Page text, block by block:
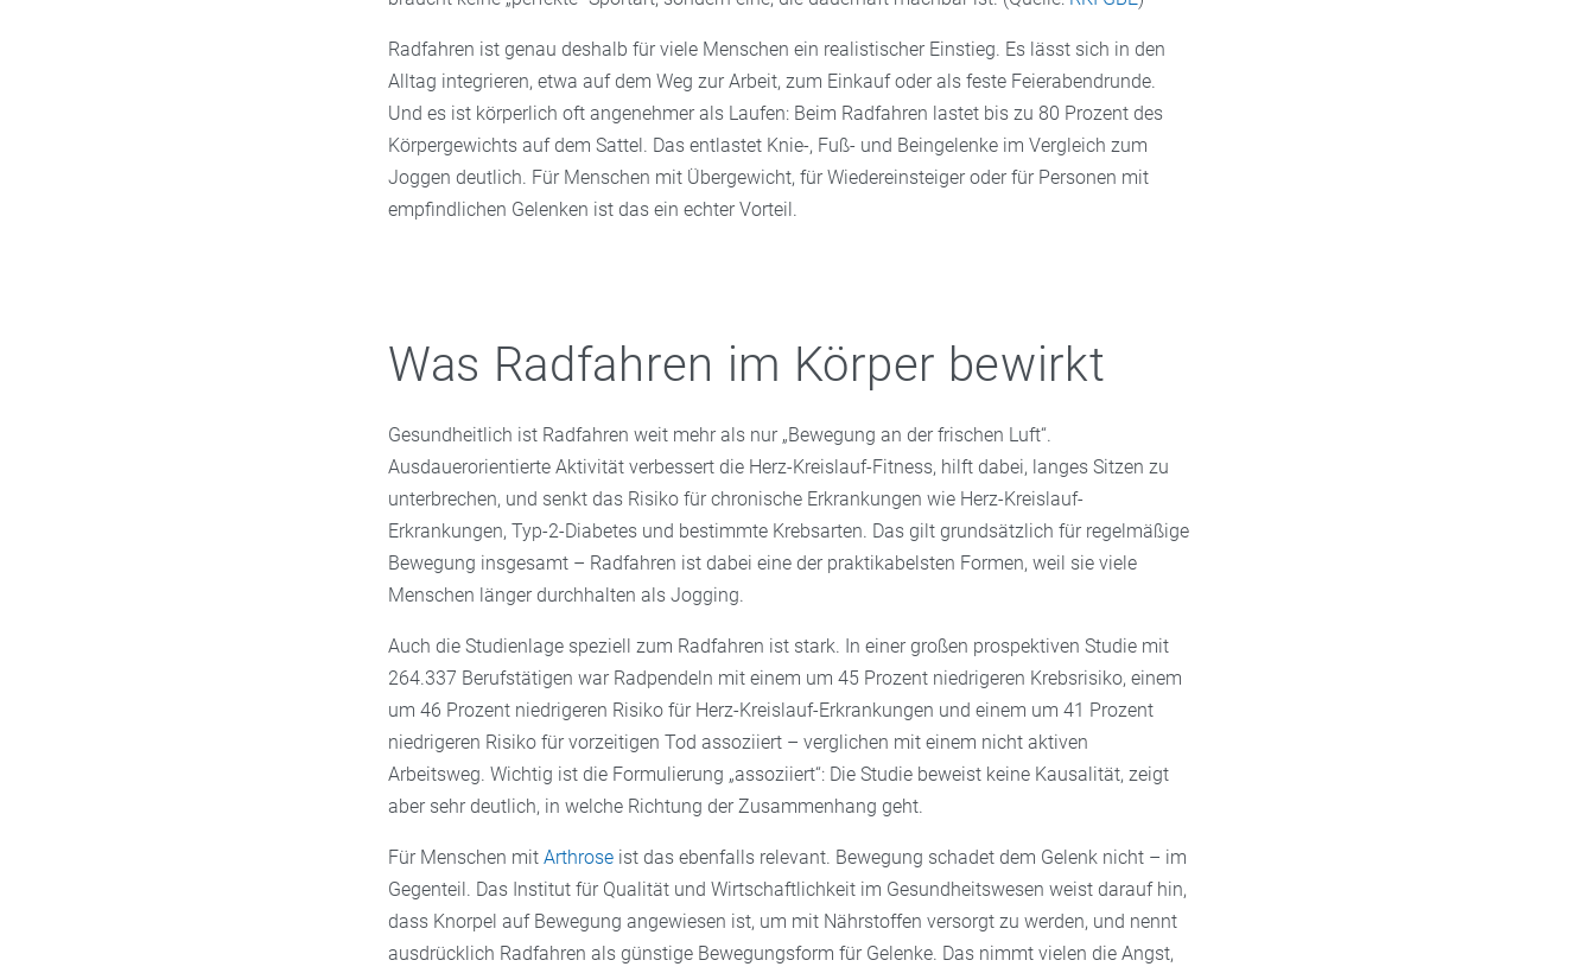
Radfahren ist genau deshalb für viele Menschen ein realistischer Einstieg. Es lässt sich in den
Alltag integrieren, etwa auf dem Weg zur Arbeit, zum Einkauf oder als feste Feierabendrunde.
Und es ist körperlich oft angenehmer als Laufen: Beim Radfahren lastet bis zu 80 Prozent des
Körpergewichts auf dem Sattel. Das entlastet Knie-, Fuß- und Beingelenke im Vergleich zum
Joggen deutlich. Für Menschen mit Übergewicht, für Wiedereinsteiger oder für Personen mit
empfindlichen Gelenken ist das ein echter Vorteil.
Was Radfahren im Körper bewirkt
Gesundheitlich ist Radfahren weit mehr als nur „Bewegung an der frischen Luft“.
Ausdauerorientierte Aktivität verbessert die Herz-Kreislauf-Fitness, hilft dabei, langes Sitzen zu
unterbrechen, und senkt das Risiko für chronische Erkrankungen wie Herz-Kreislauf-
Erkrankungen, Typ-2-Diabetes und bestimmte Krebsarten. Das gilt grundsätzlich für regelmäßige
Bewegung insgesamt – Radfahren ist dabei eine der praktikabelsten Formen, weil sie viele
Menschen länger durchhalten als Jogging.
Auch die Studienlage speziell zum Radfahren ist stark. In einer großen prospektiven Studie mit
264.337 Berufstätigen war Radpendeln mit einem um 45 Prozent niedrigeren Krebsrisiko, einem
um 46 Prozent niedrigeren Risiko für Herz-Kreislauf-Erkrankungen und einem um 41 Prozent
niedrigeren Risiko für vorzeitigen Tod assoziiert – verglichen mit einem nicht aktiven
Arbeitsweg. Wichtig ist die Formulierung „assoziiert“: Die Studie beweist keine Kausalität, zeigt
aber sehr deutlich, in welche Richtung der Zusammenhang geht.
Für Menschen mit Arthroseist das ebenfalls relevant. Bewegung schadet dem Gelenk nicht – im
Gegenteil. Das Institut für Qualität und Wirtschaftlichkeit im Gesundheitswesen weist darauf hin,
dass Knorpel auf Bewegung angewiesen ist, um mit Nährstoffen versorgt zu werden, und nennt
ausdrücklich Radfahren als günstige Bewegungsform für Gelenke. Das nimmt vielen die Angst,